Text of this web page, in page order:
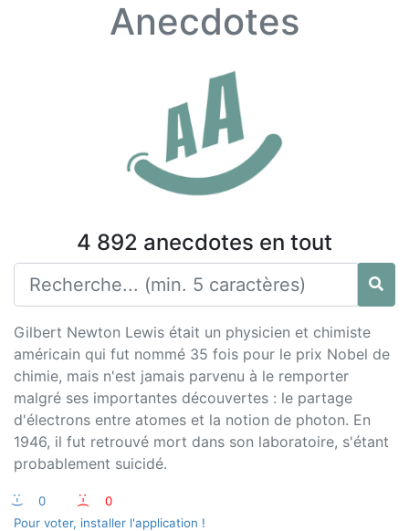
Anecdotes
4 892 anecdotes en tout
Gilbert Newton Lewis était un physicien et chimiste
américain qui fut nommé 35 fois pour le prix Nobel de
chimie, mais n'est jamais parvenu à le remporter
malgré ses importantes découvertes : le partage
d'électrons entre atomes et la notion de photon. En
1946, il fut retrouvé mort dans son laboratoire, s'étant
probablement suicidé.
:-) 0 :-(
0
Pour voter, installer l'application !